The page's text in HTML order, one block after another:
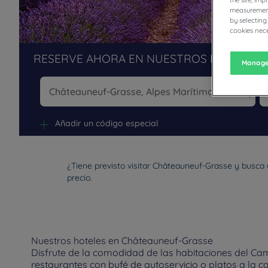
RESERVE AHORA EN NUESTROS HOTELES
Añadir un código especial
¿Tiene previsto visitar Châteauneuf-Grasse y
precio.
Nuestros hoteles en Châteauneuf-Grasse
Disfrute de la comodidad de las habitaciones del
restaurantes con bufé de autoservicio o platos a la
by
cookies